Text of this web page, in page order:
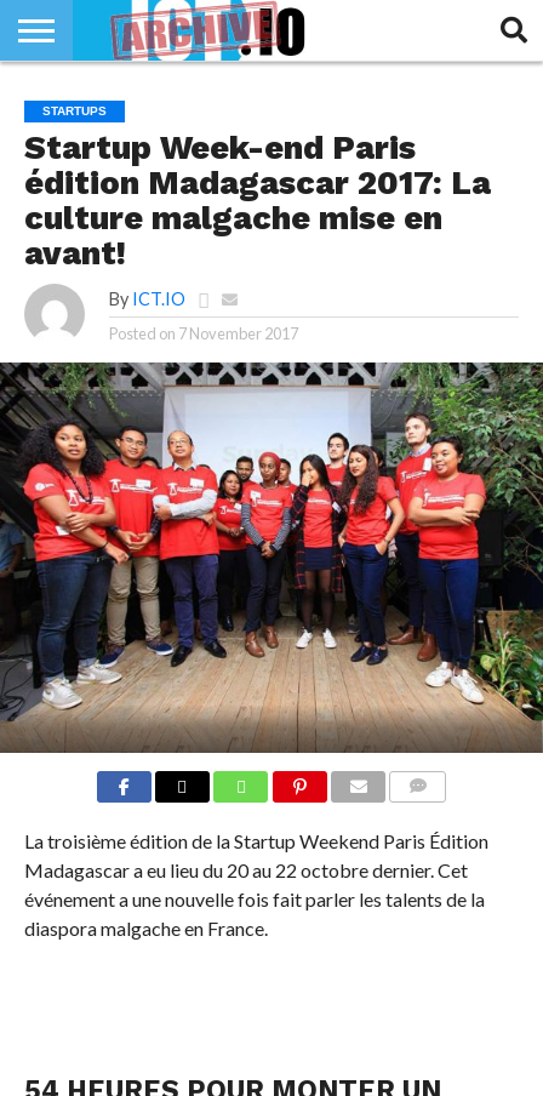
SECTEUR
TECH
LIFE
RUBRIQUES
STARTUPS
Startup Week-end Paris
édition Madagascar 2017: La
culture malgache mise en
avant!
By ICT.IO
Posted on 7 November 2017
La troisième édition de la Startup Weekend Paris Édition
Madagascar a eu lieu du 20 au 22 octobre dernier. Cet
événement a une nouvelle fois fait parler les talents de la
diaspora malgache en France.
54 HEURES POUR MONTER UN